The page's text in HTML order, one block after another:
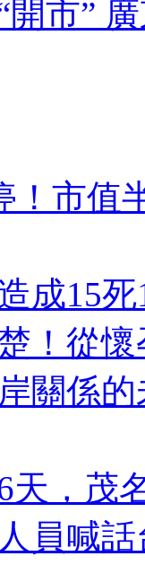
市”
！市值
成15
！從
關係
天，茂
員喊